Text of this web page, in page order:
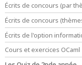
Écrits de concours (par
Écrits de concours
Écrits de l'option
Cours et exercices OCaml